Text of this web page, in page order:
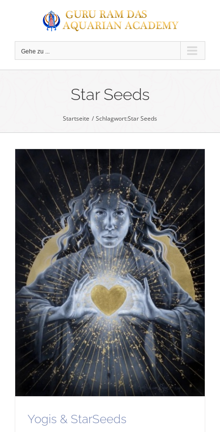
Gehe zu ...
Star Seeds
Startseite Schlagwort:Star Seeds
Yogis & StarSeeds